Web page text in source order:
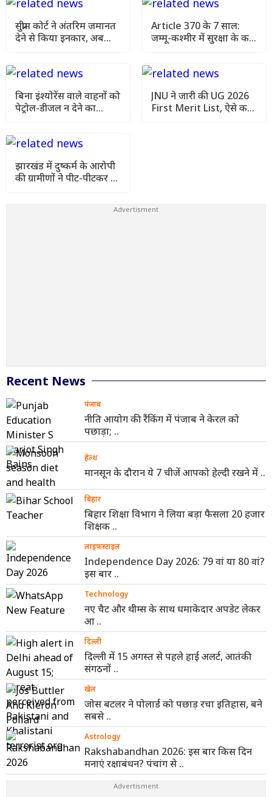
सुप्रीम कोर्ट ने अंतरिम जमानत
देने से किया इनकार, अब
फैसला
Article 370 के 7 साल:
जम्मू-कश्मीर में सुरक्षा के कड़े
बिना इंश्योरेंस वाले वाहनों को
पेट्रोल-डीजल न देने का
JNU ने जारी की UG 2026
First Merit List, ऐसे करें
झारखंड में दुष्कर्म के आरोपी
की ग्रामीणों ने पीट-पीटकर की
Recent News
पंजाब
नीति आयोग की रैंकिंग में पंजाब ने केरल को
पछाड़ा; ..
हेल्थ
मानसून के दौरान ये 7 चीजें आपको हेल्दी रखने में ..
बिहार
बिहार शिक्षा विभाग ने लिया बड़ा फैसला 20 हजार
शिक्षक ..
लाइफस्टाइल
Independence Day 2026: 79 वां या 80 वां?
इस बार ..
Technology
नए चैट और थीम्स के साथ धमाकेदार अपडेट लेकर
आ ..
दिल्ली
दिल्ली में 15 अगस्त से पहले हाई अलर्ट, आतंकी
संगठनों ..
खेल
जोस बटलर ने पोलार्ड को पछाड़ रचा इतिहास, बने
सबसे ..
Astrology
Rakshabandhan 2026: इस बार किस दिन
मनाएं रक्षाबंधन? पंचांग से ..